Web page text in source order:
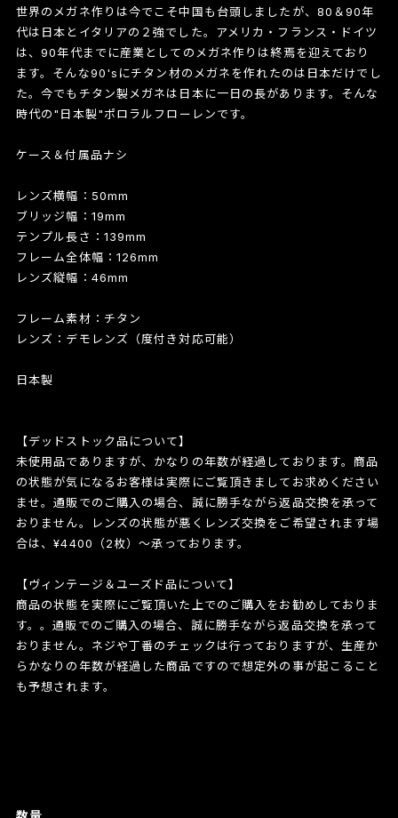
世界のメガネ作りは今でこそ中国も台頭しましたが、80＆90年
代は日本とイタリアの２強でした。アメリカ・フランス・ドイツ
は、90年代までに産業としてのメガネ作りは終焉を迎えており
ます。そんな90'sにチタン材のメガネを作れたのは日本だけでし
た。今でもチタン製メガネは日本に一日の長があります。そんな
時代の"日本製"ポロラルフローレンです。
ケース＆付属品ナシ
レンズ横幅：50mm
ブリッジ幅：19mm
テンプル長さ：139mm
フレーム全体幅：126mm
レンズ縦幅：46mm
フレーム素材：チタン
レンズ：デモレンズ（度付き対応可能）
日本製
【デッドストック品について】
未使用品でありますが、かなりの年数が経過しております。商品
の状態が気になるお客様は実際にご覧頂きましてお求めください
ませ。通販でのご購入の場合、誠に勝手ながら返品交換を承って
おりません。レンズの状態が悪くレンズ交換をご希望されます場
合は、¥4400（2枚）〜承っております。
【ヴィンテージ＆ユーズド品について】
商品の状態を実際にご覧頂いた上でのご購入をお勧めしておりま
す。。通販でのご購入の場合、誠に勝手ながら返品交換を承って
おりません。ネジや丁番のチェックは行っておりますが、生産か
らかなりの年数が経過した商品ですので想定外の事が起こること
も予想されます。